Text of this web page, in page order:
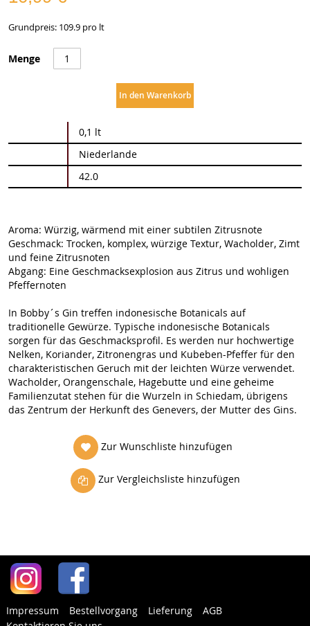
Grundpreis: 109.9 pro lt
Menge
In den Warenkorb
Informationen
0,1 lt
Niederlande
42.0
Aroma: Würzig, wärmend mit einer subtilen Zitrusnote
Geschmack: Trocken, komplex, würzige Textur, Wacholder, Zimt
und feine Zitrusnoten
Abgang: Eine Geschmacksexplosion aus Zitrus und wohligen
Pfeffernoten
In Bobby´s Gin treffen indonesische Botanicals auf
traditionelle Gewürze. Typische indonesische Botanicals
sorgen für das Geschmacksprofil. Es werden nur hochwertige
Nelken, Koriander, Zitronengras und Kubeben-Pfeffer für den
charakteristischen Geruch mit der leichten Würze verwendet.
Wacholder, Orangenschale, Hagebutte und eine geheime
Familienzutat stehen für die Wurzeln in Schiedam, übrigens
das Zentrum der Herkunft des Genevers, der Mutter des Gins.
Zur Wunschliste hinzufügen
Zur Vergleichsliste hinzufügen
Impressum Bestellvorgang Lieferung
AGB